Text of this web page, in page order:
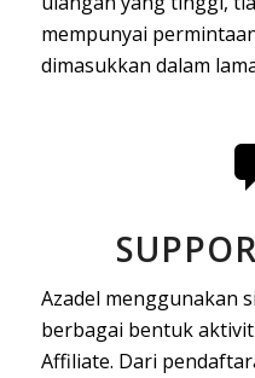
mempunyai
dimasukkan dalam
Azadel menggunakan
berbagai bentuk
Affiliate. Dari